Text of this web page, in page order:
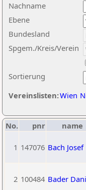
Nachname
Ebene
Sortierung
Bundesland
Spgem./Kreis/Verein
Vereinslisten:Wien
No. pnr name
1 147076 Bach Josef
2 100484 Bader